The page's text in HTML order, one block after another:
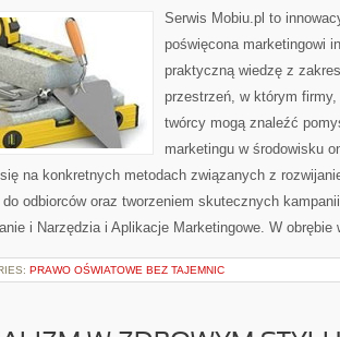
Serwis Mobiu.pl to
poświęcona marketingowi
praktyczną wiedzę z
przestrzeń, w którym
twórcy mogą znaleźć
marketingu w środowisku
na konkretnych metodach związanych z
do odbiorców oraz tworzeniem skutecznych
i Narzędzia i Aplikacje Marketingowe. W
PRAWO OŚWIATOWE BEZ TAJEMNIC